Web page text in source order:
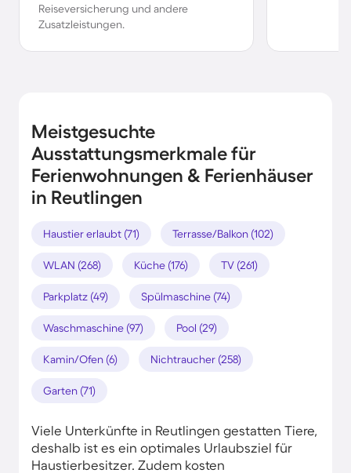
Reiseversicherung und andere
Zusatzleistungen.
Meistgesuchte
Ausstattungsmerkmale für
Ferienwohnungen & Ferienhäuser
in Reutlingen
Haustier erlaubt (71) Terrasse/Balkon (102)
WLAN (268) Küche (176) TV (261)
Parkplatz (49) Spülmaschine (74)
Waschmaschine (97) Pool (29)
Kamin/Ofen (6) Nichtraucher (258)
Garten (71)
Viele Unterkünfte in Reutlingen gestatten Tiere,
deshalb ist es ein optimales Urlaubsziel für
Haustierbesitzer. Zudem kosten